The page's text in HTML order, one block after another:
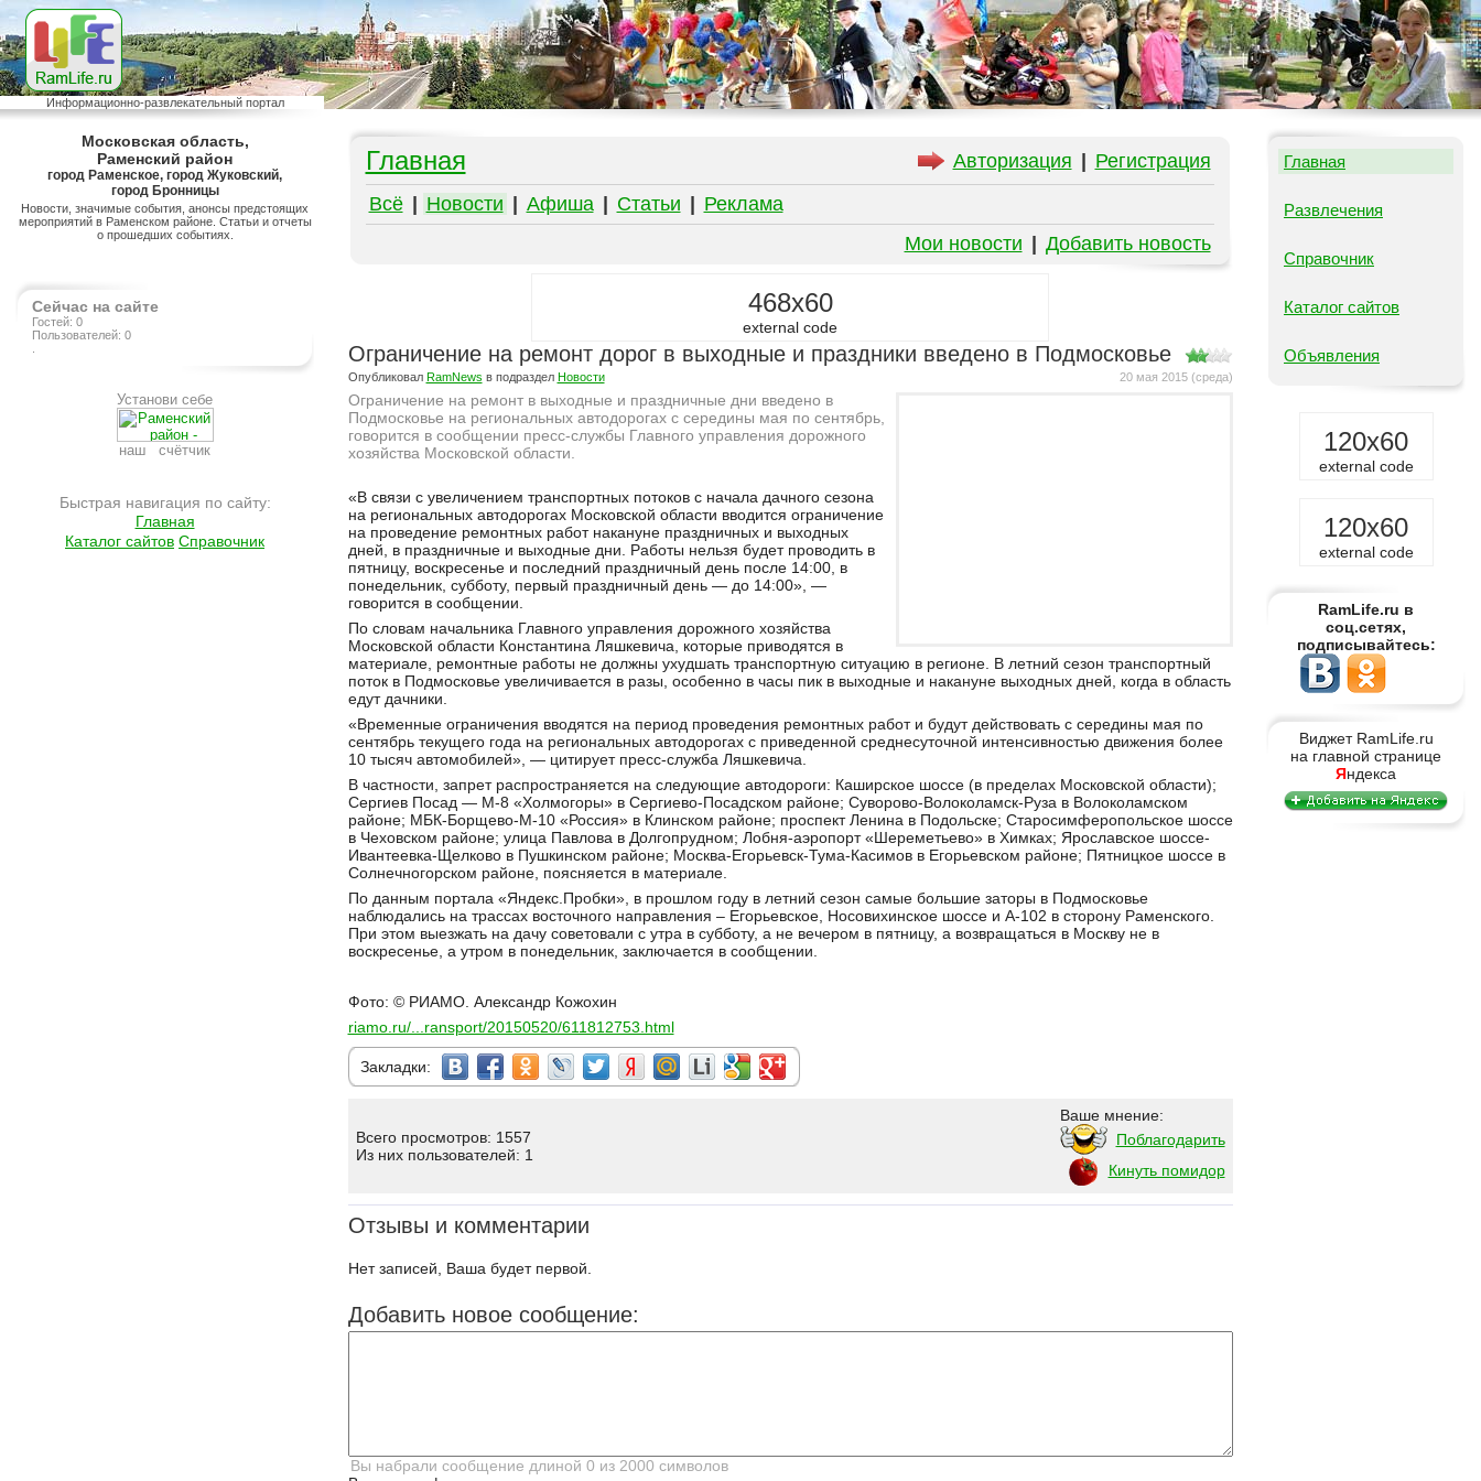
Информационно-развлекательный портал
Московская область,
Раменский район
город Раменское, город Жуковский,
город Бронницы
Новости, значимые события, анонсы предстоящих
мероприятий в Раменском районе. Статьи и отчеты
о прошедших событиях.
Сейчас на сайте
Гостей: 0
Пользователей: 0
Установи себе
наш счётчик
Быстрая навигация по сайту:
Главная
Каталог сайтов Справочник
Авторизация Регистрация
Главная
Всё Новости Афиша Статьи
Реклама
Мои новости
Добавить новость
468x60
external code
Ограничение на ремонт дорог в выходные и праздники введено в Подмосковье
20 мая 2015 (среда)
Опубликовал RamNews в подраздел Новости
Ограничение на ремонт в выходные и праздничные дни введено в
Подмосковье на региональных автодорогах с середины мая по сентябрь,
говорится в сообщении пресс-службы Главного управления дорожного
хозяйства Московской области.
«В связи с увеличением транспортных потоков с начала дачного сезона
на региональных автодорогах Московской области вводится ограничение
на проведение ремонтных работ накануне праздничных и выходных
дней, в праздничные и выходные дни. Работы нельзя будет проводить в
пятницу, воскресенье и последний праздничный день после 14:00, в
понедельник, субботу, первый праздничный день — до 14:00», —
говорится в сообщении.
По словам начальника Главного управления дорожного хозяйства
Московской области Константина Ляшкевича, которые приводятся в
материале, ремонтные работы не должны ухудшать транспортную ситуацию в регионе. В летний сезон транспортный
поток в Подмосковье увеличивается в разы, особенно в часы пик в выходные и накануне выходных дней, когда в область
едут дачники.
«Временные ограничения вводятся на период проведения ремонтных работ и будут действовать с середины мая по
сентябрь текущего года на региональных автодорогах с приведенной среднесуточной интенсивностью движения более
10 тысяч автомобилей», — цитирует пресс-служба Ляшкевича.
В частности, запрет распространяется на следующие автодороги: Каширское шоссе (в пределах Московской области);
Сергиев Посад — М-8 «Холмогоры» в Сергиево-Посадском районе; Суворово-Волоколамск-Руза в Волоколамском
районе; МБК-Борщево-М-10 «Россия» в Клинском районе; проспект Ленина в Подольске; Старосимферопольское шоссе
в Чеховском районе; улица Павлова в Долгопрудном; Лобня-аэропорт «Шереметьево» в Химках; Ярославское шоссе-
Ивантеевка-Щелково в Пушкинском районе; Москва-Егорьевск-Тума-Касимов в Егорьевском районе; Пятницкое шоссе в
Солнечногорском районе, поясняется в материале.
По данным портала «Яндекс.Пробки», в прошлом году в летний сезон самые большие заторы в Подмосковье
наблюдались на трассах восточного направления – Егорьевское, Носовихинское шоссе и А-102 в сторону Раменского.
При этом выезжать на дачу советовали с утра в субботу, а не вечером в пятницу, а возвращаться в Москву не в
воскресенье, а утром в понедельник, заключается в сообщении.
Фото: © РИАМО. Александр Кожохин
riamo.ru/...ransport/20150520/611812753.html
Закладки:
Всего просмотров: 1557
Из них пользователей: 1
Ваше мнение:
Поблагодарить
Кинуть помидор
Отзывы и комментарии
Нет записей, Ваша будет первой.
Добавить новое сообщение:
Главная
Развлечения
Справочник
Каталог сайтов
Объявления
120x60
external code
120x60
external code
RamLife.ru в
соц.сетях,
подписывайтесь:
Виджет RamLife.ru
на главной странице
Яндекса